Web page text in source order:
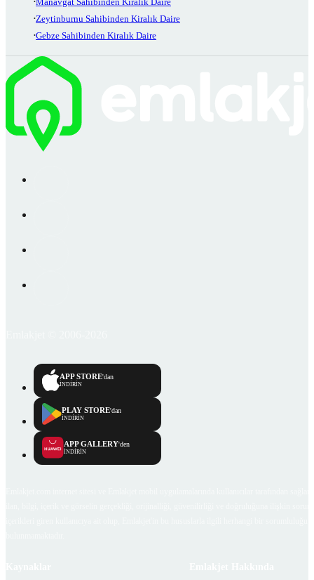
Zeytinburnu Sahibinden Kiralık Daire
Gebze Sahibinden Kiralık Daire
APP STORE'dan
İNDİRİN
PLAY STORE'dan
İNDİRİN
APP GALLERY'den
İNDİRİN